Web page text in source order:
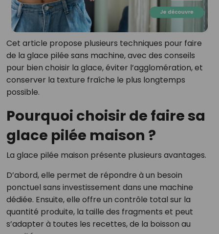
Cet article propose plusieurs techniques pour faire
de la glace pilée sans machine, avec des conseils
pour bien choisir la glace, éviter l’agglomération, et
conserver la texture fraîche le plus longtemps
possible.
Pourquoi choisir de faire sa
glace pilée maison ?
La glace pilée maison présente plusieurs avantages.
D’abord, elle permet de répondre à un besoin
ponctuel sans investissement dans une machine
dédiée. Ensuite, elle offre un contrôle total sur la
quantité produite, la taille des fragments et peut
s’adapter à toutes les recettes, de la boisson au